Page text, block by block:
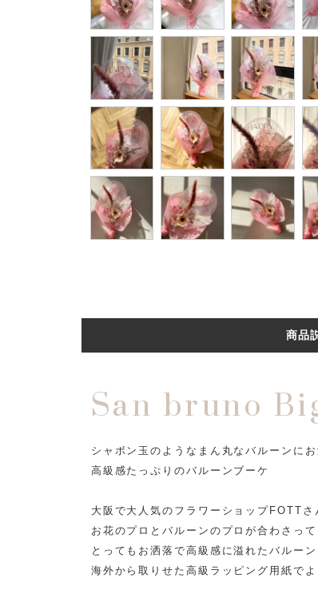
商品
San bruno
シャボン玉のようなまん丸なバルーンに
高級感たっぷりのバルーンブーケ
大阪で大人気のフラワーショップFOTTさ
お花のプロとバルーンのプロが合わさって
とってもお洒落で高級感に溢れたバルー
海外から取りせた高級ラッピング用紙で